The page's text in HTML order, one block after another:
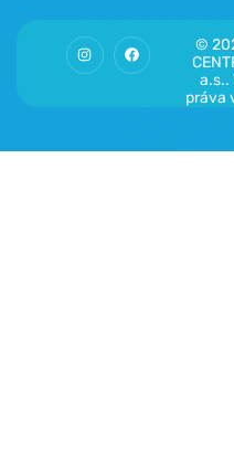
©
a.s..
práva